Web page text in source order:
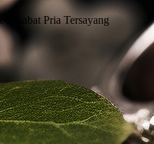
Pria Tersayang